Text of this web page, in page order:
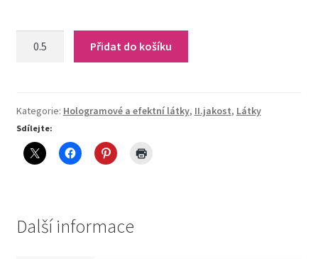
proužky+flitříky
II.jakost
(černá+zlatá-
hologram)
Přidat do košíku
Kategorie: Hologramové a efektní látky, II.jakost, Látky
Sdílejte:
Další informace